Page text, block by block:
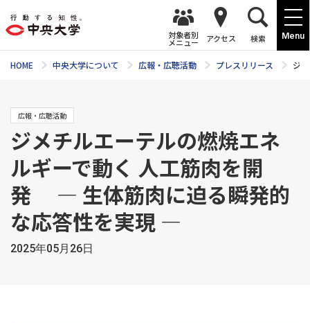
Menu
対象者別
メニュー アクセス 検索
HOME 中央大学について 広報・広聴活動 プレスリリース ジ
広報・広聴活動
ジメチルエーテルの燃焼エネ
ルギーで動く 人工筋肉を開
発 ― 生体筋肉に迫る瞬発的
な応答性を実現 ―
2025年05月26日